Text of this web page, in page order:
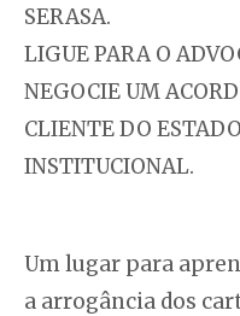
SERASA.
LIGUE PARA O
NEGOCIE UM
CLIENTE DO
INSTITUCIONAL.
Um lugar para
a arrogância dos